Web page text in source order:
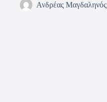
Ανδρέας Μαγδαληνός